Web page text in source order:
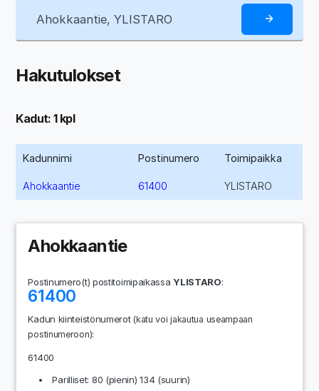
Hakutulokset
Kadut: 1 kpl
Kadunnimi Postinumero Toimipaikka
Ahokkaantie 61400 YLISTARO
Ahokkaantie
Postinumero(t) postitoimipaikassaYLISTARO:
61400
Kadun kiinteistönumerot(katu voi jakautua useampaan
postinumeroon):
61400
Parilliset: 80 (pienin) 134 (suurin)